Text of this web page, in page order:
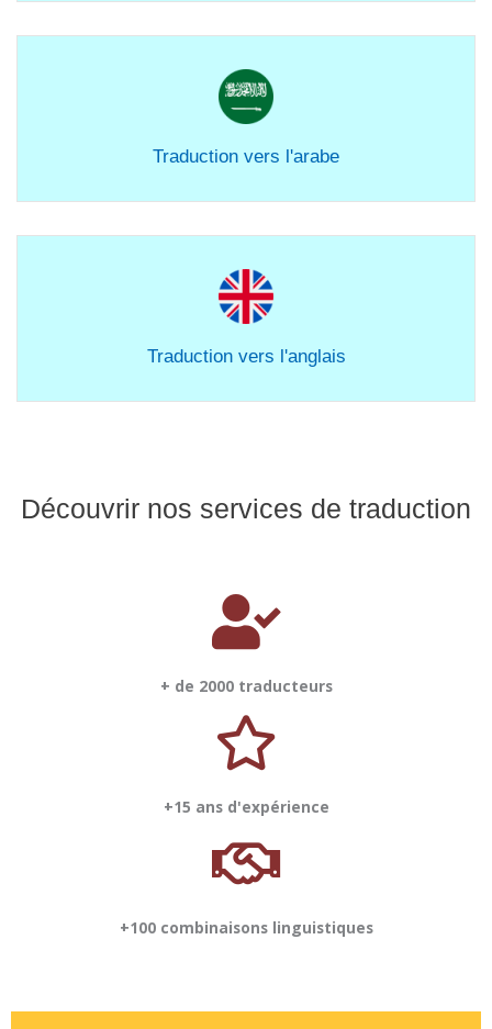
Traduction vers l'arabe
Traduction vers l'anglais
Découvrir nos services de traduction
+ de 2000 traducteurs
+15 ans d'expérience
+100 combinaisons linguistiques